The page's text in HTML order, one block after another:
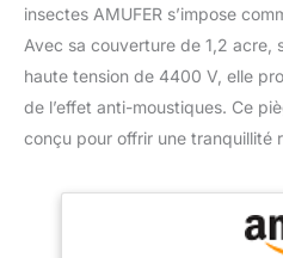
insectes AMUFER s’impose
Avec sa couverture de 1,2 acre,
haute tension de 4400 V, elle
de l’effet anti-moustiques. Ce
conçu pour offrir une tranquillité